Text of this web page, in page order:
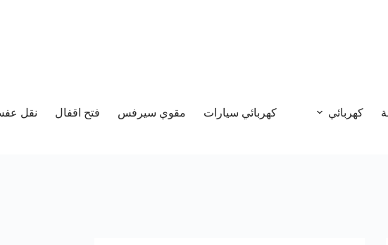
كهربائي كهربائي سيارات مقوي سيرفس فتح اقفال نقل